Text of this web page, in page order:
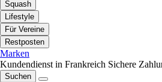
Squash
Lifestyle
Für Vereine
Restposten
Marken
Kundendienst in Frankreich Sichere
Suchen